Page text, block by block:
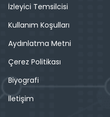
İzleyici Temsilcisi
Kullanım Koşulları
Aydınlatma Metni
Çerez Politikası
Biyografi
İletişim